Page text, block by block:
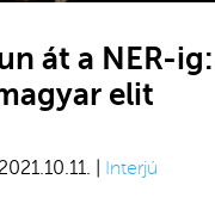
át a NER-
elit
| 2021.10.11. | Interjú